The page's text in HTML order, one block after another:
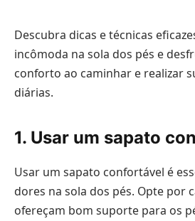
Descubra dicas e técnicas
incômoda na sola dos pés e
conforto ao caminhar e realizar
diárias.
1. Usar um sapato
Usar um sapato confortável é
dores na sola dos pés. Opte por
ofereçam bom suporte para os